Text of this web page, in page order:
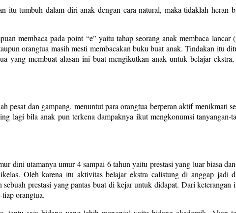
itu tumbuh dalam diri anak dengan cara natural, maka tidaklah heran
membaca pada point “e” yaitu tahap seorang anak membaca
orangtua masih mesti membacakan buku buat anak. Tindakan itu
yang membuat alasan ini buat mengikutkan anak untuk belajar
pesat dan gampang, menuntut para orangtua berperan aktif menikmati
lagi bila anak pun terkena dampaknya ikut mengkonumsi
dini utamanya umur 4 sampai 6 tahun yaitu prestasi yang luar biasa
Oleh karena itu aktivitas belajar ekstra calistung di anggap jadi
prestasi yang pantas buat di kejar untuk didapat. Dari
orangtua.